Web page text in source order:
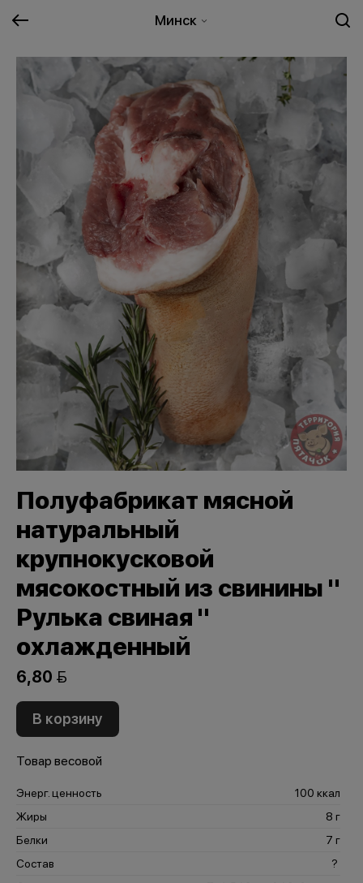
Минск
Полуфабрикат мясной
натуральный
крупнокусковой
мясокостный из свинины "
Рулька свиная "
охлажденный
6,80 
В корзину
Товар весовой
Энерг. ценность
100 ккал
Жиры
8 г
Белки
7 г
Состав
?